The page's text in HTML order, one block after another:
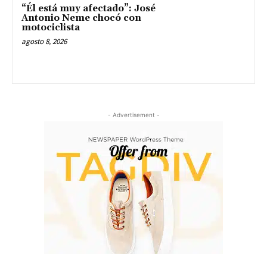
“Él está muy afectado”: José
Antonio Neme chocó con
motociclista
agosto 8, 2026
- Advertisement -